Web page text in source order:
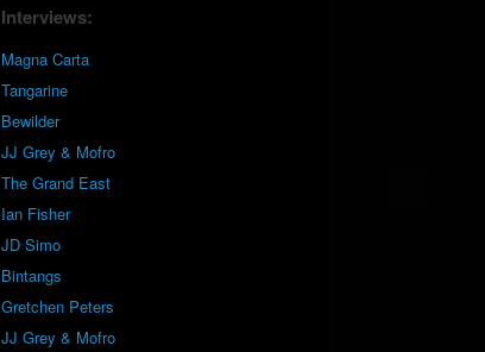
Interviews:
Magna Carta
Tangarine
Bewilder
JJ Grey & Mofro
The Grand East
Ian Fisher
JD Simo
Bintangs
Gretchen Peters
JJ Grey & Mofro